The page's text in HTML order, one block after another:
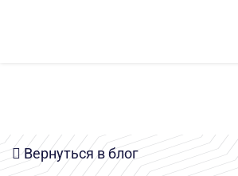
Вернуться в блог